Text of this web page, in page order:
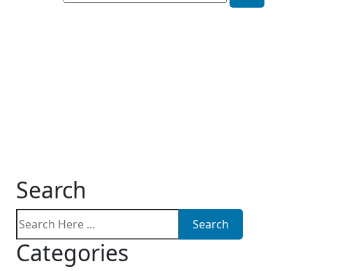
Search
Search
Categories